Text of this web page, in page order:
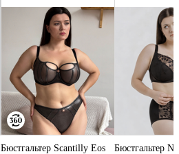
Бюстгальтер Scantilly Eos
Бюстгальтер